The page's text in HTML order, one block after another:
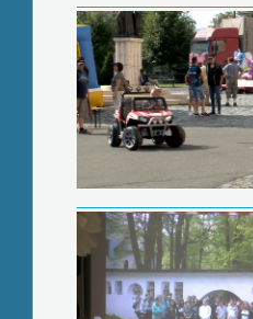
Felvidéki